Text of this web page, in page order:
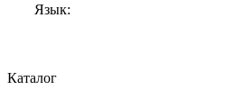
Язык:
Каталог